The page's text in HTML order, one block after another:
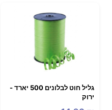
גליל חוט לבלונים 500 יארד -
ירוק